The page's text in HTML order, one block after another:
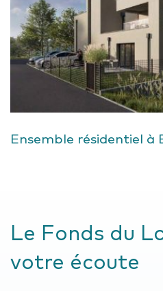
Ensemble résidentiel à
Le Fonds du
votre écoute